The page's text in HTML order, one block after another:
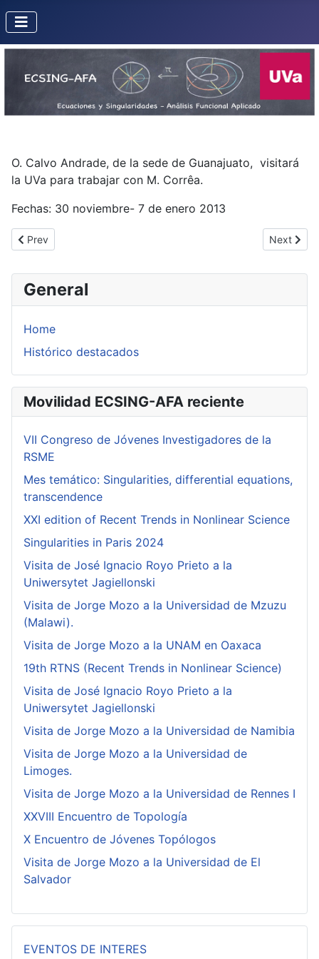
General
Home
Histórico destacados
Movilidad ECSING-AFA reciente
VII Congreso de Jóvenes Investigadores de la
RSME
Mes temático: Singularities, differential equations,
transcendence
XXI edition of Recent Trends in Nonlinear Science
Singularities in Paris 2024
Visita de José Ignacio Royo Prieto a la
Uniwersytet Jagiellonski
Visita de Jorge Mozo a la Universidad de Mzuzu
(Malawi).
Visita de Jorge Mozo a la UNAM en Oaxaca
19th RTNS (Recent Trends in Nonlinear Science)
Visita de José Ignacio Royo Prieto a la
Uniwersytet Jagiellonski
Visita de Jorge Mozo a la Universidad de Namibia
Visita de Jorge Mozo a la Universidad de
Limoges.
Visita de Jorge Mozo a la Universidad de Rennes I
XXVIII Encuentro de Topología
X Encuentro de Jóvenes Topólogos
Visita de Jorge Mozo a la Universidad de El
Salvador
EVENTOS DE INTERES
O. Calvo Andrade, de la sede de Guanajuato, visitará
la UVa para trabajar con M. Corrêa.
Fechas: 30 noviembre- 7 de enero 2013
Previous article: Misión de Fernando Alcalde al IHP (Institut
Prev Next
Next